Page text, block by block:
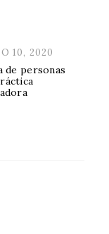
10, 2020
de personas